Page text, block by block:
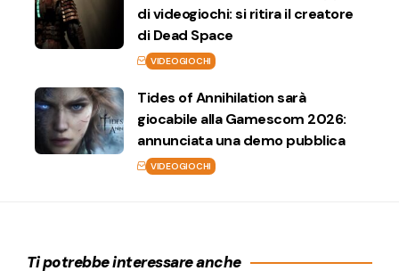
di videogiochi: si ritira il creatore
di Dead Space
VIDEOGIOCHI
Tides of Annihilation sarà
giocabile alla Gamescom 2026:
annunciata una demo pubblica
VIDEOGIOCHI
Ti potrebbe interessare anche